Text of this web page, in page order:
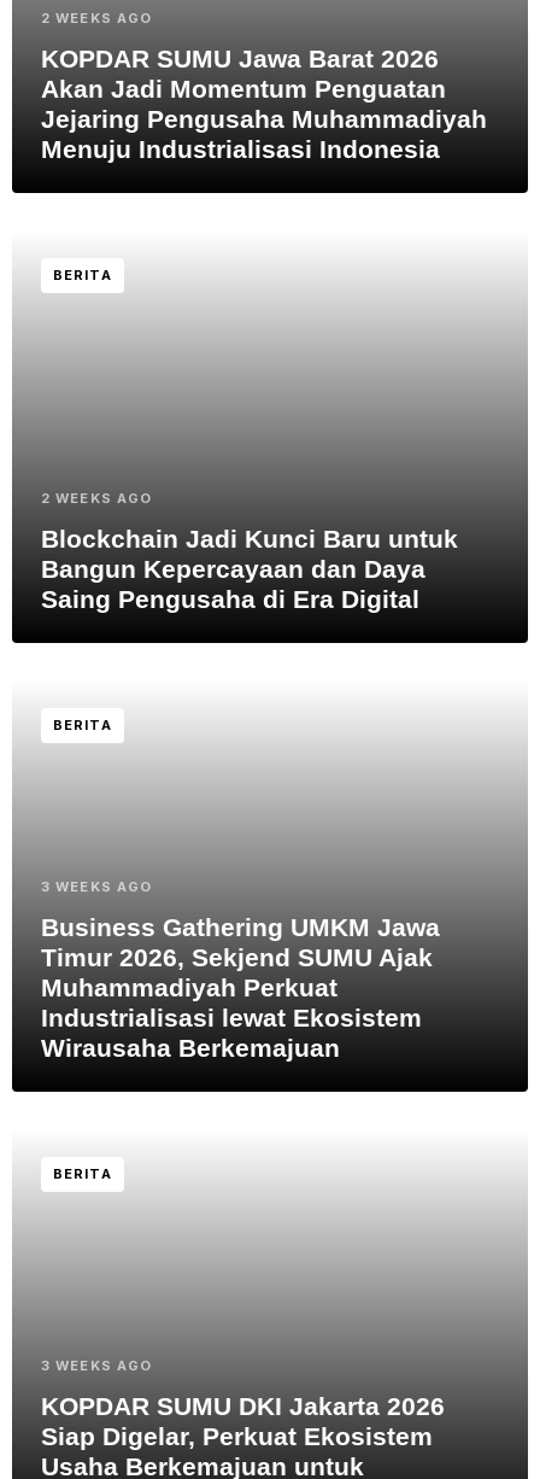
2 WEEKS AGO
KOPDAR SUMU Jawa Barat 2026
Akan Jadi Momentum Penguatan
Jejaring Pengusaha Muhammadiyah
Menuju Industrialisasi Indonesia
BERITA
2 WEEKS AGO
Blockchain Jadi Kunci Baru untuk
Bangun Kepercayaan dan Daya
Saing Pengusaha di Era Digital
BERITA
3 WEEKS AGO
Business Gathering UMKM Jawa
Timur 2026, Sekjend SUMU Ajak
Muhammadiyah Perkuat
Industrialisasi lewat Ekosistem
Wirausaha Berkemajuan
BERITA
3 WEEKS AGO
KOPDAR SUMU DKI Jakarta 2026
Siap Digelar, Perkuat Ekosistem
Usaha Berkemajuan untuk